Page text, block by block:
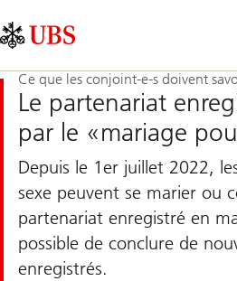
Links
Area
Ce que les conjoint-e-s doivent
Le partenariat
par le «mariage
Depuis le 1er juillet 2022,
sexe peuvent se marier ou
partenariat enregistré en
possible de conclure de
enregistrés.